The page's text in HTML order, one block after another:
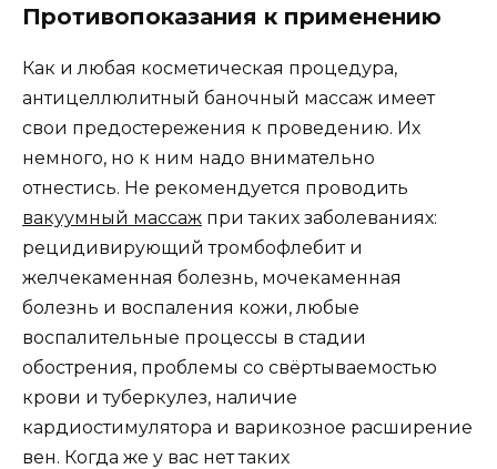
Противопоказания к применению
Как и любая косметическая процедура,
антицеллюлитный баночный массаж имеет
свои предостережения к проведению. Их
немного, но к ним надо внимательно
отнестись. Не рекомендуется проводить
вакуумный массаж при таких заболеваниях:
рецидивирующий тромбофлебит и
желчекаменная болезнь, мочекаменная
болезнь и воспаления кожи, любые
воспалительные процессы в стадии
обострения, проблемы со свёртываемостью
крови и туберкулез, наличие
кардиостимулятора и варикозное расширение
вен. Когда же у вас нет таких